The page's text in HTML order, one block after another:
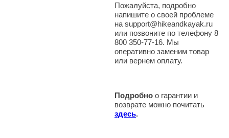
Пожалуйста, подробно
напишите о своей проблеме
на support@hikeandkayak.ru
или позвоните по телефону 8
800 350-77-16. Мы
оперативно заменим товар
или вернем оплату.
Подробно о гарантии и
возврате можно почитать
здесь.